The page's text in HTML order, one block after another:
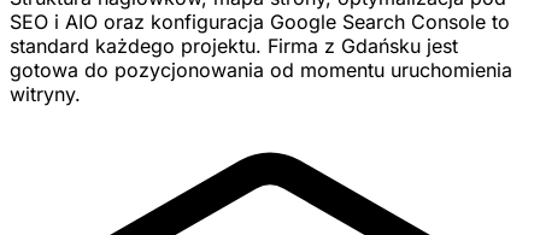
SEO i AIO oraz konfiguracja Google Search Console to
standard każdego projektu. Firma z Gdańsku jest
gotowa do pozycjonowania od momentu uruchomienia
witryny.